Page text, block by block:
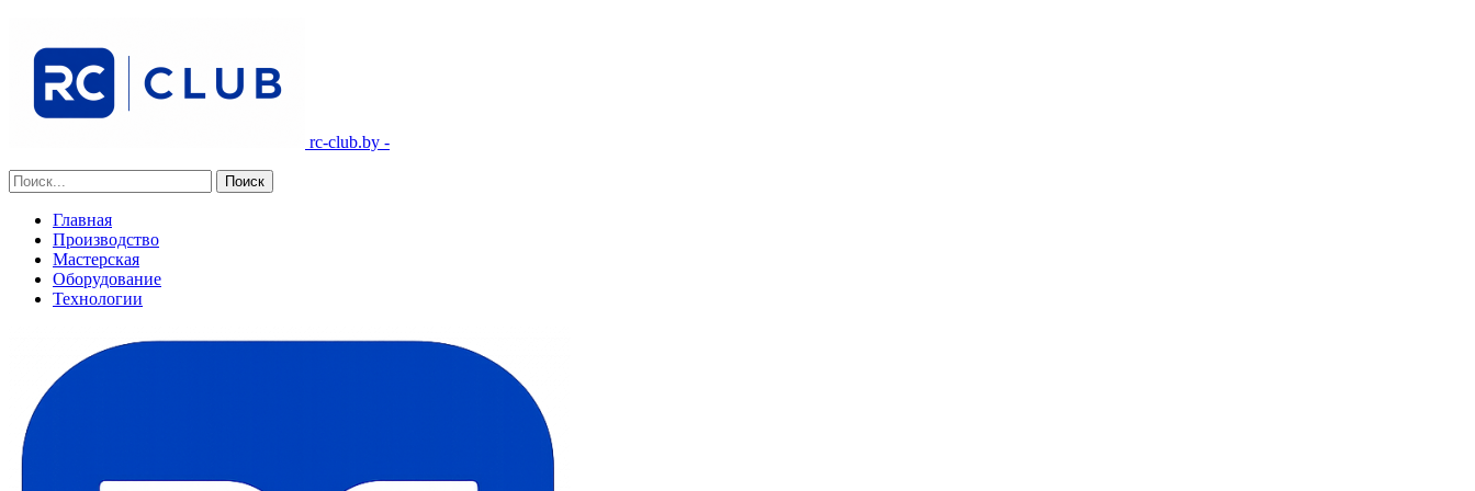
rc-club.by -
Главная
Производство
Мастерская
Оборудование
Технологии